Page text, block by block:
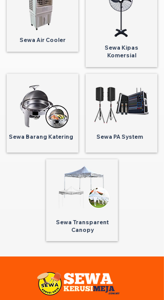
Sewa Air Cooler
Sewa Kipas
Komersial
Sewa Barang Katering Sewa PA System
Sewa Transparent
Canopy